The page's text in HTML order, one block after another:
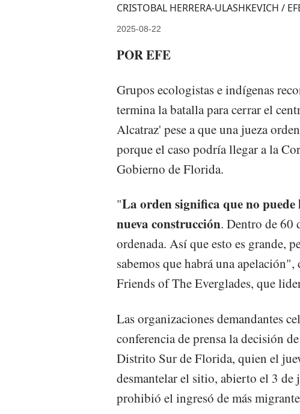
CRISTOBAL HERRERA-ULASHKEVICH /
2025-08-22
POR EFE
Grupos ecologistas e indígenas
termina la batalla para cerrar el
Alcatraz' pese a que una jueza
porque el caso podría llegar a la
Gobierno de Florida.
"La orden significa que no
nueva construcción. Dentro de 60
ordenada. Así que esto es grande,
sabemos que habrá una
Friends of The Everglades, que
Las organizaciones demandantes
conferencia de prensa la decisión
Distrito Sur de Florida, quien el
desmantelar el sitio, abierto el 3
prohibió el ingresó de más